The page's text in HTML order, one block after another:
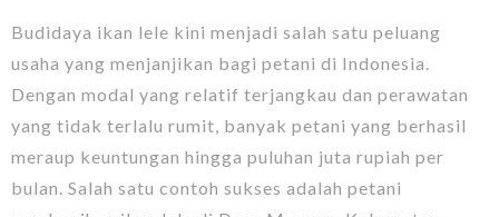
Budidaya ikan lele kini menjadi salah satu peluang
usaha yang menjanjikan bagi petani di Indonesia.
Dengan modal yang relatif terjangkau dan perawatan
yang tidak terlalu rumit, banyak petani yang berhasil
meraup keuntungan hingga puluhan juta rupiah per
bulan. Salah satu contoh sukses adalah petani